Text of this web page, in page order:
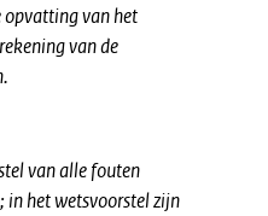
van het
van de
van alle fouten
het wetsvoorstel zijn